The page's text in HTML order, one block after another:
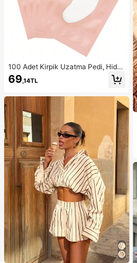
100 Adet Kirpik Uzatma Pedi, Hidro
jel Kirpik Yaması, Havsız Göz Bölge
si Jel Pedleri, Güzellik Aleti, Kirpik
69 ,14TL